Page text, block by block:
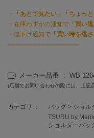
エイミー イストワール
emmi
エミ
emmi yoga
エトレトウキョウ
・ 「あとで見たい」「ちょっと
・在庫わずかの通知で 「買い
・値下げ通知で 「買い時を逃さ
-----------------------------------
メーカー品番 ： WB-
(店舗でお問い合わせの際には、上記
カテゴリ ： バッグ> ショル
TSURU by
ショルダーバッ